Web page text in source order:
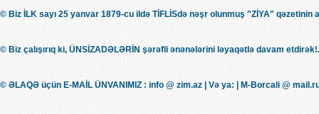
© Biz İLK sayı 25 yanvar 1879-cu ildə TİFLİSdə nəşr olunmuş "ZİYA" qəzetinin
© Biz çalışırıq ki, ÜNSİZADƏLƏRİN şərəfli ənənələrini ləyaqətlə davam
© ƏLAQƏ üçün E-MAİL ÜNVANIMIZ : info @ zim.az | Və ya: | M-Borcali @